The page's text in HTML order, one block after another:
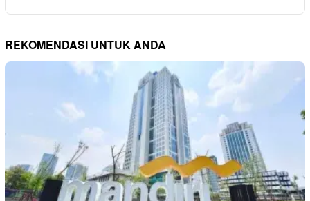
REKOMENDASI UNTUK ANDA